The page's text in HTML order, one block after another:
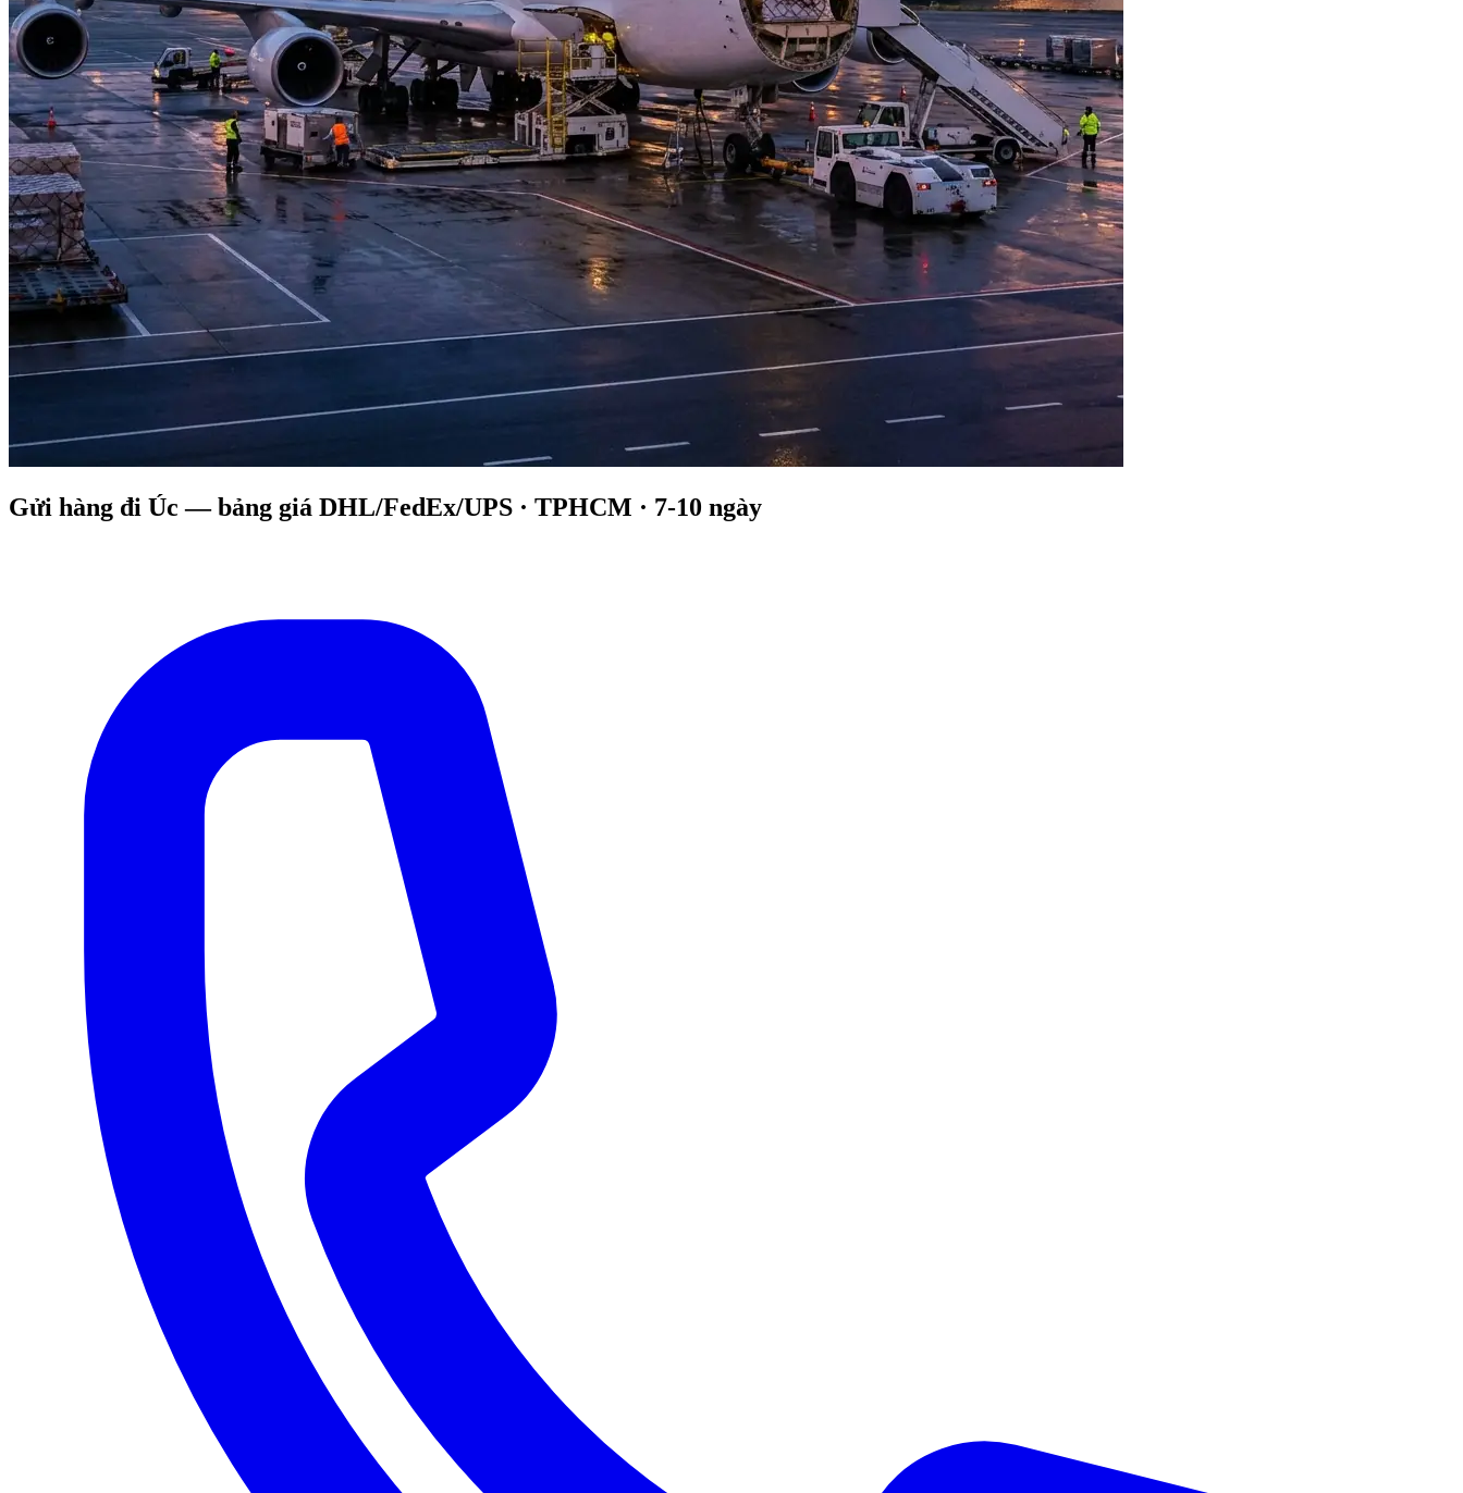
Gửi hàng đi Úc — bảng giá DHL/FedEx/UPS · TPHCM · 7-10 ngày